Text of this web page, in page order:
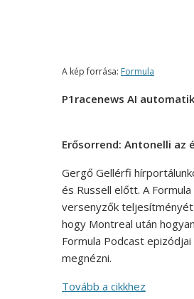
A kép forrása: Formula
P1racenews AI
Erősorrend: Antonelli az
Gergő Gellérfi
és Russell előtt. A
versenyzők
hogy Montreal után
Formula Podcast
megnézni.
Tovább a cikkhez